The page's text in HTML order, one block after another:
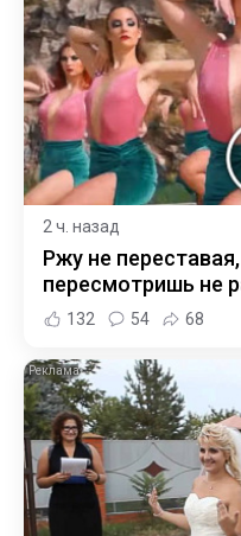
2 ч. назад
Ржу не
пересмотришь не
132 54 68